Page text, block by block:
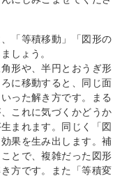
「等積移動」「図形の
しょう。
形や、半円とおうぎ形
に移動すると、同じ面
った解き方です。まる
これに気づくかどうか
まれます。同じく「図
果を生み出します。補
とで、複雑だった図形
方です。また「等積変